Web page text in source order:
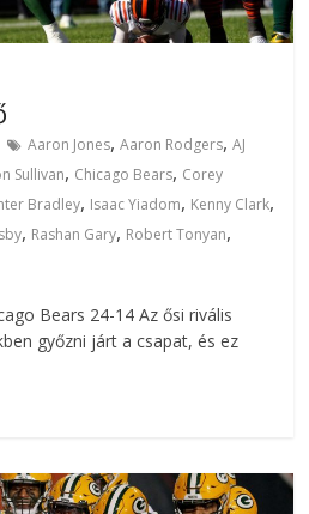
Aaron Jones,Aaron Rodgers,AJ
Sullivan, Chicago Bears, Corey
Bradley, Isaac Yiadom, Kenny Clark,
, Rashan Gary, Robert Tonyan,
Bears 24-14 Az ősi rivális
győzni járt a csapat, és ez